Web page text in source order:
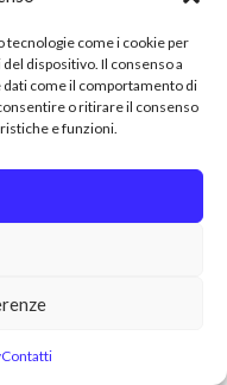
come i cookie per
dispositivo. Il consenso a
come il comportamento di
o ritirare il consenso
e funzioni.
Contatti